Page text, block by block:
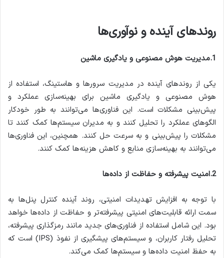
روندهای آینده و نوآوری‌ها
1.مدیریت هوش مصنوعی و یادگیری ماشین
یکی از روندهای آینده در مدیریت سرورها و هاستینگ، استفاده از
هوش مصنوعی و یادگیری ماشین برای بهینه‌سازی عملکرد و
پیش‌بینی مشکلات است. این فناوری‌ها می‌توانند به طور خودکار
الگوهای عملکرد را تحلیل کنند و به مدیران سیستم‌ها کمک کنند تا
مشکلات را پیش‌بینی و به سرعت حل کنند. همچنین، این فناوری‌ها
می‌توانند به بهینه‌سازی منابع و کاهش هزینه‌ها کمک کنند.
2.امنیت پیشرفته و حفاظت از داده‌ها
با توجه به افزایش تهدیدات امنیتی، روند آینده کنترل پنل‌ها به
سمت ارائه قابلیت‌های امنیتی پیشرفته‌تر و حفاظت از داده‌ها خواهد
بود. این شامل استفاده از فناوری‌های جدید مانند رمزگذاری پیشرفته،
تحلیل رفتار کاربران، و سیستم‌های پیشگیری از نفوذ (IPS) است که
به حفظ امنیت داده‌ها و سیستم‌ها کمک می‌کند.